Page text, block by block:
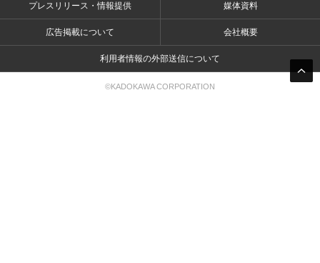
プレスリリース・情報提供 媒体資料
広告掲載について 会社概要
利用者情報の外部送信について
©KADOKAWA CORPORATION